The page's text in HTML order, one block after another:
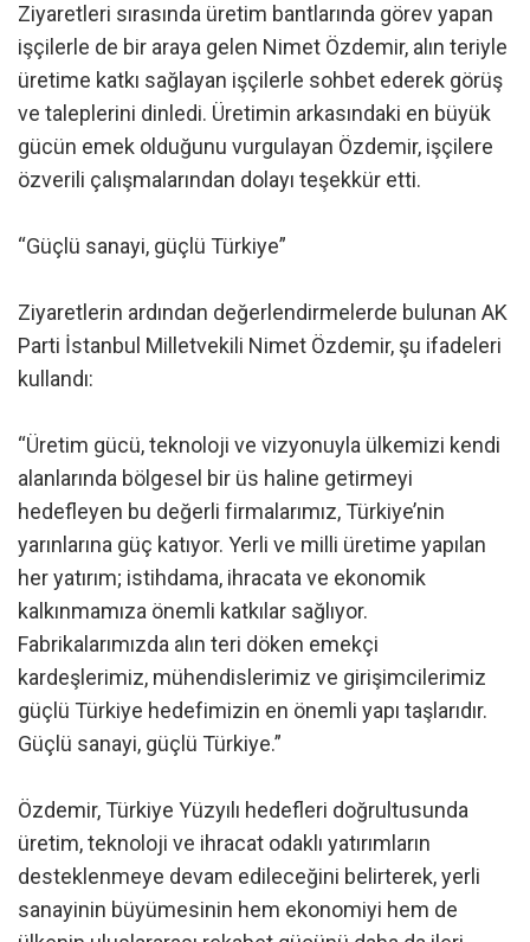
Ziyaretleri sırasında üretim bantlarında görev yapan
işçilerle de bir araya gelen Nimet Özdemir, alın teriyle
üretime katkı sağlayan işçilerle sohbet ederek görüş
ve taleplerini dinledi. Üretimin arkasındaki en büyük
gücün emek olduğunu vurgulayan Özdemir, işçilere
özverili çalışmalarından dolayı teşekkür etti.
“Güçlü sanayi, güçlü Türkiye”
Ziyaretlerin ardından değerlendirmelerde bulunan AK
Parti İstanbul Milletvekili Nimet Özdemir, şu ifadeleri
kullandı:
“Üretim gücü, teknoloji ve vizyonuyla ülkemizi kendi
alanlarında bölgesel bir üs haline getirmeyi
hedefleyen bu değerli firmalarımız, Türkiye’nin
yarınlarına güç katıyor. Yerli ve milli üretime yapılan
her yatırım; istihdama, ihracata ve ekonomik
kalkınmamıza önemli katkılar sağlıyor.
Fabrikalarımızda alın teri döken emekçi
kardeşlerimiz, mühendislerimiz ve girişimcilerimiz
güçlü Türkiye hedefimizin en önemli yapı taşlarıdır.
Güçlü sanayi, güçlü Türkiye.”
Özdemir, Türkiye Yüzyılı hedefleri doğrultusunda
üretim, teknoloji ve ihracat odaklı yatırımların
desteklenmeye devam edileceğini belirterek, yerli
sanayinin büyümesinin hem ekonomiyi hem de